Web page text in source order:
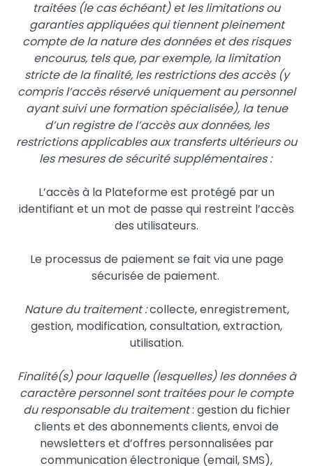
traitées (le cas échéant) et les limitations ou
garanties appliquées qui tiennent pleinement
compte de la nature des données et des risques
encourus, tels que, par exemple, la limitation
stricte de la finalité, les restrictions des accès (y
compris l’accès réservé uniquement au personnel
ayant suivi une formation spécialisée), la tenue
d’un registre de l’accès aux données, les
restrictions applicables aux transferts ultérieurs ou
les mesures de sécurité supplémentaires :
L’accès à la Plateforme est protégé par un
identifiant et un mot de passe qui restreint l’accès
des utilisateurs.
Le processus de paiement se fait via une page
sécurisée de paiement.
Nature du traitement :collecte, enregistrement,
gestion, modification, consultation, extraction,
utilisation.
Finalité(s) pour laquelle (lesquelles) les données à
caractère personnel sont traitées pour le compte
du responsable du traitement: gestion du fichier
clients et des abonnements clients, envoi de
newsletters et d’offres personnalisées par
communication électronique (email, SMS),